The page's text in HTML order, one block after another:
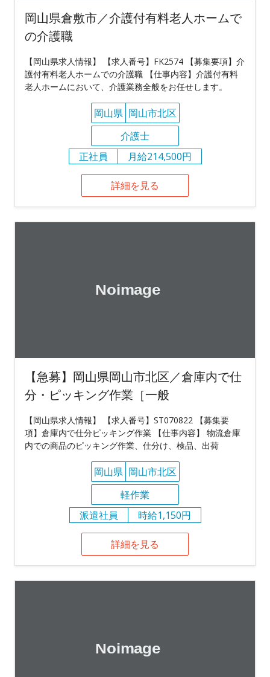
岡山県倉敷市／介護付有料老人ホームで
の介護職
【岡山県求人情報】 【求人番号】FK2574 【募集要項】介
護付有料老人ホームでの介護職 【仕事内容】介護付有料
老人ホームにおいて、介護業務全般をお任せします。
岡山県 岡山市北区
介護士
正社員
月給214,500円
詳細を見る
【急募】岡山県岡山市北区／倉庫内で仕
分・ピッキング作業［一般
【岡山県求人情報】 【求人番号】ST070822 【募集要
項】倉庫内で仕分ピッキング作業 【仕事内容】 物流倉庫
内での商品のピッキング作業、仕分け、検品、出荷
岡山県 岡山市北区
軽作業
派遣社員
時給1,150円
詳細を見る